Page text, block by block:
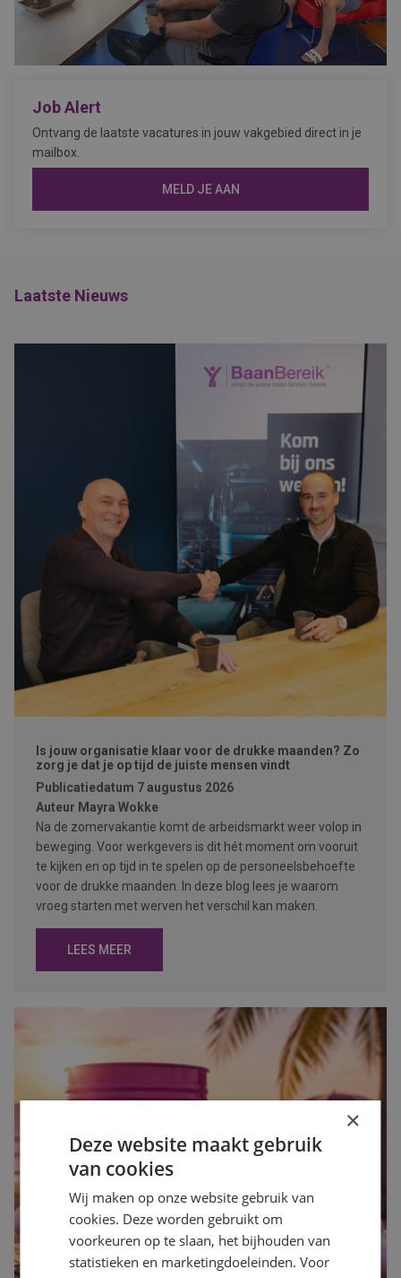
Job Alert
Ontvang de laatste vacatures in jouw vakgebied direct in je
mailbox.
MELD JE AAN
Laatste Nieuws
Is jouw organisatie klaar voor de drukke maanden? Zo
zorg je dat je op tijd de juiste mensen vindt
Publicatiedatum 7 augustus 2026
Auteur Mayra Wokke
Na de zomervakantie komt de arbeidsmarkt weer volop in
beweging. Voor werkgevers is dit hét moment om vooruit
te kijken en op tijd in te spelen op de personeelsbehoefte
voor de drukke maanden. In deze blog lees je waarom
vroeg starten met werven het verschil kan maken.
LEES MEER
×
Deze website maakt gebruik
van cookies
Wij maken op onze website gebruik van
cookies. Deze worden gebruikt om
voorkeuren op te slaan, het bijhouden van
statistieken en marketingdoeleinden. Voor